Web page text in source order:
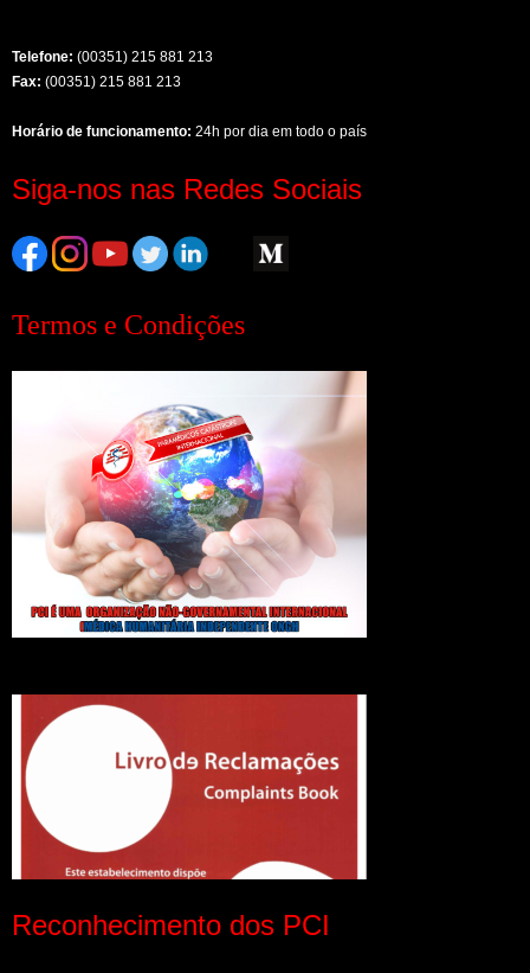
Telefone: (00351) 215 881 213
Fax: (00351) 215 881 213
Horário de funcionamento: 24h por dia em todo o país
Siga-nos nas Redes Sociais
Termos e Condições
Reconhecimento dos PCI